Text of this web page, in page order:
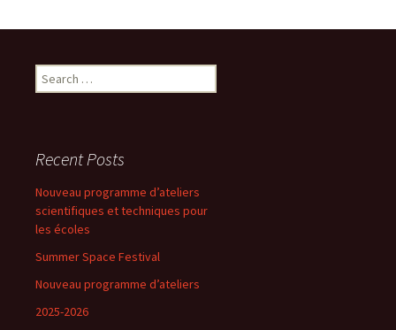
Search
for:
Recent Posts
Nouveau programme d’ateliers
scientifiques et techniques pour
les écoles
Summer Space Festival
Nouveau programme d’ateliers
2025-2026